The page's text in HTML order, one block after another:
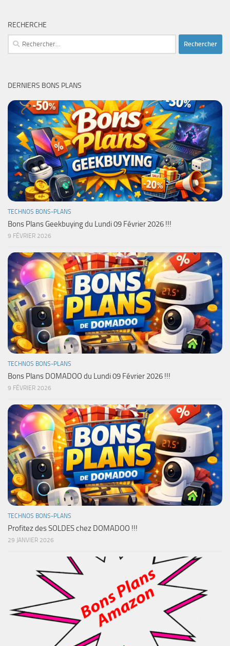
RECHERCHE
Rechercher :
DERNIERS BONS PLANS
TECHNOS BONS-PLANS
Bons Plans Geekbuying du Lundi 09 Février 2026 !!!
9 FÉVRIER 2026
TECHNOS BONS-PLANS
Bons Plans DOMADOO du Lundi 09 Février 2026 !!!
9 FÉVRIER 2026
TECHNOS BONS-PLANS
Profitez des SOLDES chez DOMADOO !!!
29 JANVIER 2026